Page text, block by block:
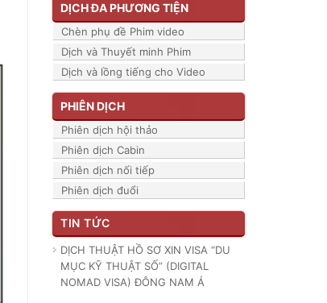
DỊCH ĐA PHƯƠNG TIỆN
Chèn phụ đề Phim video
Dịch và Thuyết minh Phim
Dịch và lồng tiếng cho Video
PHIÊN DỊCH
Phiên dịch hội thảo
Phiên dịch Cabin
Phiên dịch nối tiếp
Phiên dịch đuổi
TIN TỨC
DỊCH THUẬT HỒ SƠ XIN VISA “DU
MỤC KỸ THUẬT SỐ” (DIGITAL
NOMAD VISA) ĐÔNG NAM Á